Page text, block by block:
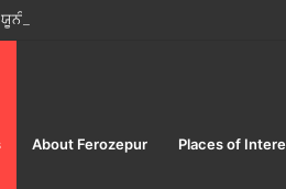
ਵੱਲੋਂ “ਨਸ਼ਾ ਮੁਕਤ ਯੁਵਾ ਫਾਰ
About Ferozepur Places of